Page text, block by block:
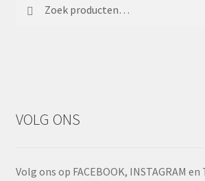
naar:
VOLG ONS
Volg ons op FACEBOOK, INSTAGRAM en